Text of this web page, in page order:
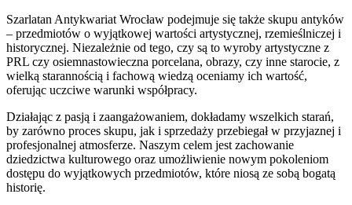
Szarlatan Antykwariat Wrocław podejmuje się także skupu antyków
– przedmiotów o wyjątkowej wartości artystycznej, rzemieślniczej i
historycznej. Niezależnie od tego, czy są to wyroby artystyczne z
PRL czy osiemnastowieczna porcelana, obrazy, czy inne starocie, z
wielką starannością i fachową wiedzą oceniamy ich wartość,
oferując uczciwe warunki współpracy.
Działając z pasją i zaangażowaniem, dokładamy wszelkich starań,
by zarówno proces skupu, jak i sprzedaży przebiegał w przyjaznej i
profesjonalnej atmosferze. Naszym celem jest zachowanie
dziedzictwa kulturowego oraz umożliwienie nowym pokoleniom
dostępu do wyjątkowych przedmiotów, które niosą ze sobą bogatą
historię.